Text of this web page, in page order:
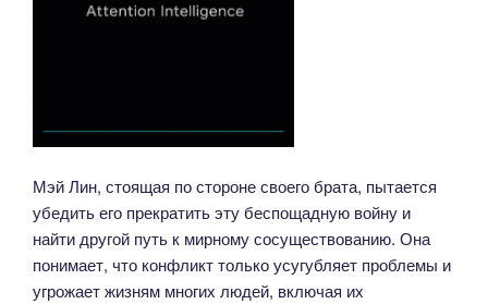
Мэй Лин, стоящая по стороне своего брата, пытается
убедить его прекратить эту беспощадную войну и
найти другой путь к мирному сосуществованию. Она
понимает, что конфликт только усугубляет проблемы и
угрожает жизням многих людей, включая их